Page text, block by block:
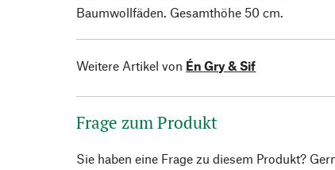
Baumwollfäden. Gesamthöhe 50 cm.
Weitere Artikel von Én Gry & Sif
Frage zum Produkt
Sie haben eine Frage zu diesem Produkt?